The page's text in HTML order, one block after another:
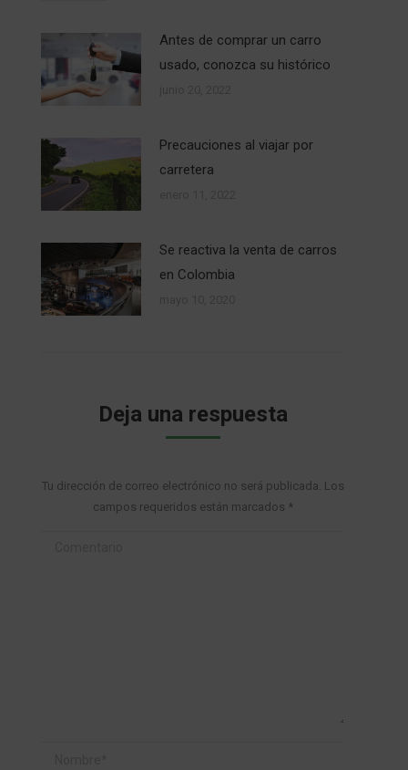
Antes de comprar un carro
usado, conozca su histórico
Precauciones al viajar por
carretera
Se reactiva la venta de carros
en Colombia
Deja una respuesta
Tu dirección de correo electrónico no será publicada. Los
campos requeridos están marcados *